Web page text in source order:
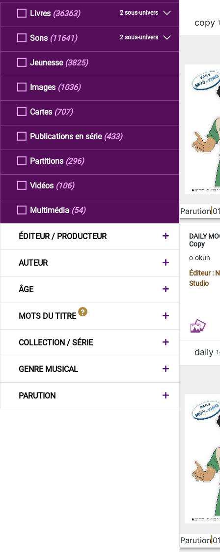
Livres 2 sous-univers
(36363)
Sons 2 sous-univers
(11641)
Jeunesse (3825)
Images (1036)
Cartes (707)
Publications en série (433)
Partitions (296)
Vidéos (106)
Multimédia (54)
ÉDITEUR / PRODUCTEUR
AUTEUR
ÂGE
MOTS DU TITRE
COLLECTION / SÉRIE
GENRE MUSICAL
PARUTION
copy
Parution
DAILY
Copy
o-okun
Éditeur :
Studio
daily
Parution